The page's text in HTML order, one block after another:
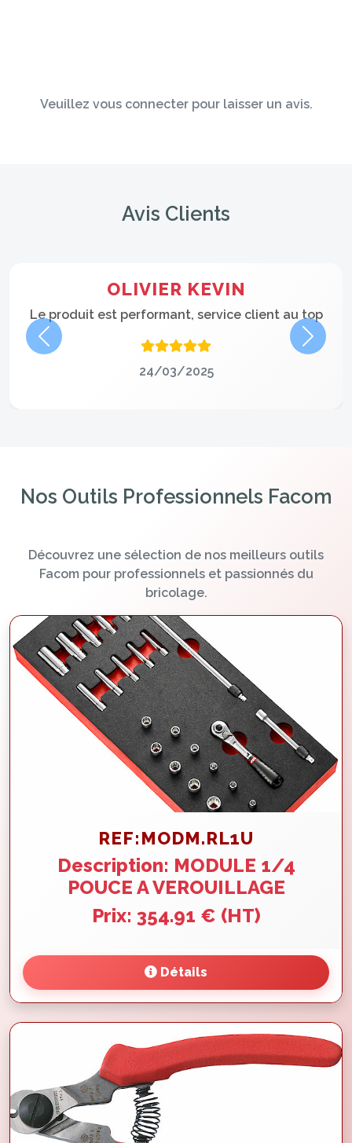
Veuillez vous connecter pour laisser un avis.
Avis Clients
OLIVIER KEVIN
Le produit est performant, service client au top
24/03/2025
Précédent
Nos Outils Professionnels Facom
Découvrez une sélection de nos meilleurs outils
Facom pour professionnels et passionnés du
bricolage.
REF:MODM.RL1U
Description: MODULE 1/4
POUCE A VEROUILLAGE
Prix: 354.91 € (HT)
Détails